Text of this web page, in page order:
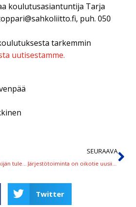
koulutusasiantuntija Tarja
puh. 050
tarkemmin
uutisestamme.
SEURAAVA
Twitter